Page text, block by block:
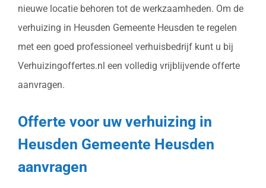
nieuwe locatie behoren tot de werkzaamheden. Om de
verhuizing in Heusden Gemeente Heusden te regelen
met een goed professioneel verhuisbedrijf kunt u bij
Verhuizingoffertes.nl een volledig vrijblijvende offerte
aanvragen.
Offerte voor uw verhuizing in
Heusden Gemeente Heusden
aanvragen